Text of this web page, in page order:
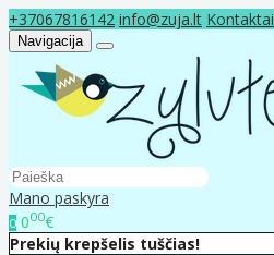
+37067816142 info@zuja.lt Kontaktai
Navigacija
Mano paskyra
0 000€
Prekių krepšelis tuščias!